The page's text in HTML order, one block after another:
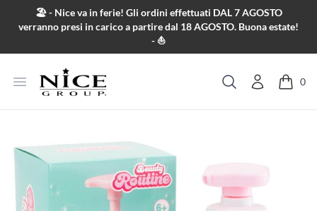
Salta al contenuto
🏖️ - Nice va in ferie! Gli ordini effettuati DAL 7 AGOSTO
verranno presi in carico a partire dal 18 AGOSTO. Buona estate!
- ⛵
Apri menu
Cerca
0